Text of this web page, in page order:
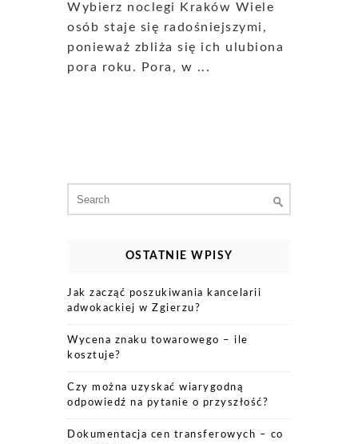
Wybierz noclegi Kraków Wiele
osób staje się radośniejszymi,
ponieważ zbliża się ich ulubiona
pora roku. Pora, w ...
for:
OSTATNIE WPISY
Jak zacząć poszukiwania kancelarii
adwokackiej w Zgierzu?
Wycena znaku towarowego – ile
kosztuje?
Czy można uzyskać wiarygodną
odpowiedź na pytanie o przyszłość?
Dokumentacja cen transferowych – co